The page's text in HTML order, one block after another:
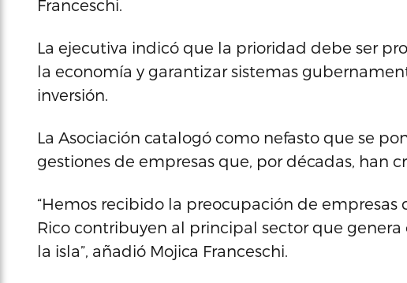
Franceschi.
La ejecutiva indicó que la prioridad debe ser
la economía y garantizar sistemas
inversión.
La Asociación catalogó como nefasto que se
gestiones de empresas que, por décadas, han
“Hemos recibido la preocupación de empresas
Rico contribuyen al principal sector que
la isla”, añadió Mojica Franceschi.